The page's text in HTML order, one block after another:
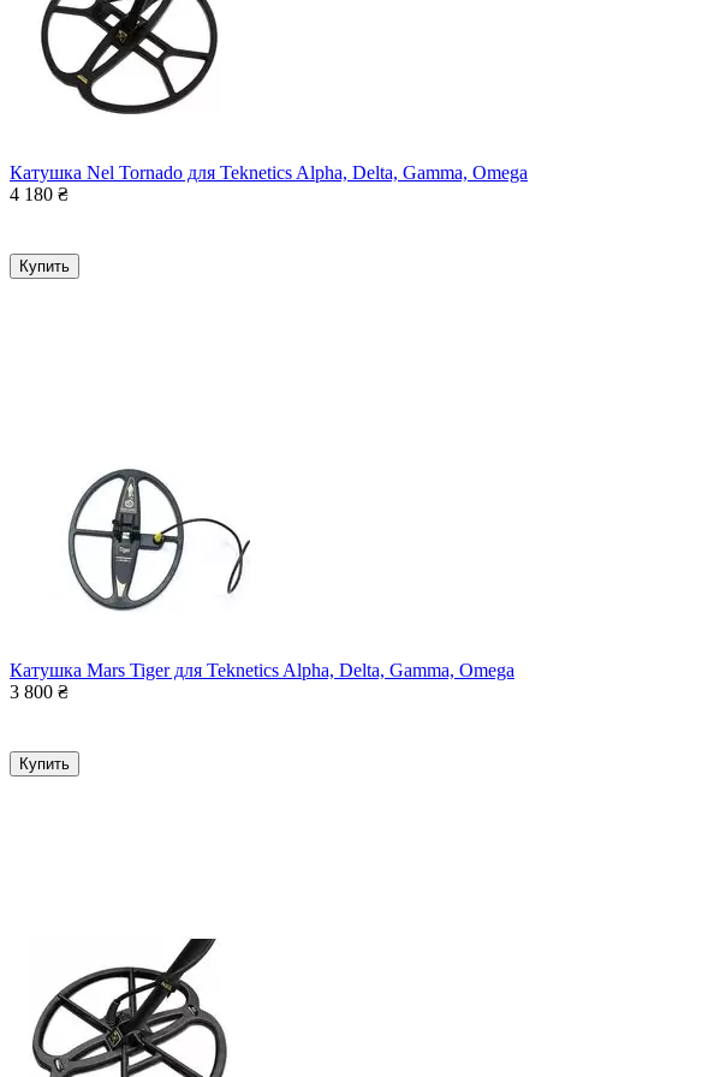
Катушка Nel Tornado для Teknetics Alpha, Delta, Gamma, Omega
4 180 ₴
Купить
Катушка Mars Tiger для Teknetics Alpha, Delta, Gamma, Omega
3 800 ₴
Купить